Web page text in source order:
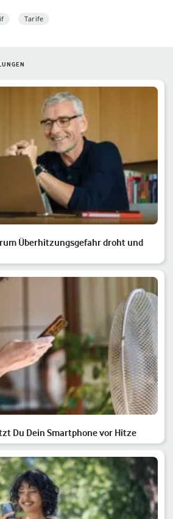
Tarife
Überhitzungsgefahr droht und
Du Dein Smartphone vor Hitze